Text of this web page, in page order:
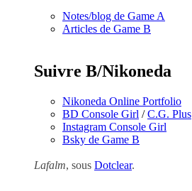
Notes/blog de Game A
Articles de Game B
Suivre B/Nikoneda
Nikoneda Online Portfolio
BD Console Girl /C.G. Plus
Instagram Console Girl
Bsky de Game B
Lafalm, sous Dotclear.